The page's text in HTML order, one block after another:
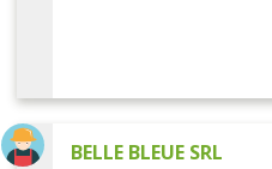
BELLE BLEUE SRL